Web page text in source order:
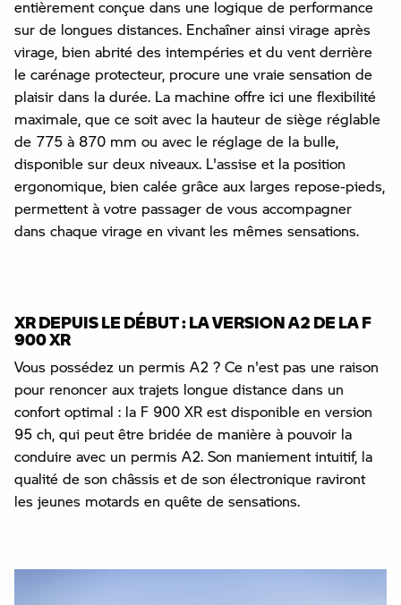
entièrement conçue dans une logique de performance
sur de longues distances. Enchaîner ainsi virage après
virage, bien abrité des intempéries et du vent derrière
le carénage protecteur, procure une vraie sensation de
plaisir dans la durée. La machine offre ici une flexibilité
maximale, que ce soit avec la hauteur de siège réglable
de 775 à 870 mm ou avec le réglage de la bulle,
disponible sur deux niveaux. L'assise et la position
ergonomique, bien calée grâce aux larges repose-pieds,
permettent à votre passager de vous accompagner
dans chaque virage en vivant les mêmes sensations.
XR DEPUIS LE DÉBUT : LA VERSION A2 DE LA F
900 XR
Vous possédez un permis A2 ? Ce n'est pas une raison
pour renoncer aux trajets longue distance dans un
confort optimal : la F 900 XR est disponible en version
95 ch, qui peut être bridée de manière à pouvoir la
conduire avec un permis A2. Son maniement intuitif, la
qualité de son châssis et de son électronique raviront
les jeunes motards en quête de sensations.